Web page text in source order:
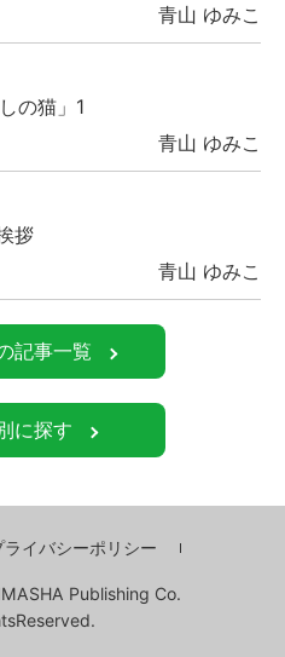
青山 ゆみこ
の猫」1
青山 ゆみこ
拶
青山 ゆみこ
記事一覧
に探す
ライバシーポリシー
Publishing Co.